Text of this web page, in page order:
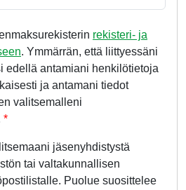
rekisteri- ja
. Ymmärrän, että liittyessäni
edellä antamiani henkilötietoja
ja antamani tiedot
valitsemalleni
jäsenyhdistystä
tai valtakunnallisen
Puolue suosittelee